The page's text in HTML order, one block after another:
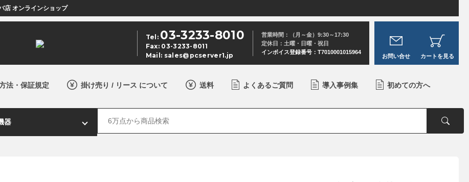
店 オンラインショップ
Tel: 03-3233-8010
Fax: 03-3233-8011
Mail: sales@pcserver1.jp
営業時間：（月～金）9:30～17:30
定休日：土曜・日曜・祝日
インボイス登録番号：T7010001015964
お問い合せ カートを見る
法・保証規定 掛け売り / リース について 送料 よくあるご質問 導入事例集 初めての方へ